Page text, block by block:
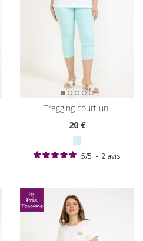
tregging court uni
20€
5/5 - 2 avis